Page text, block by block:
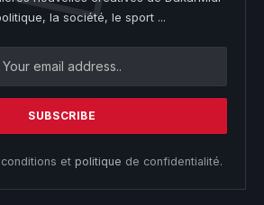
la société, le sport ...
et politique de confidentialité.